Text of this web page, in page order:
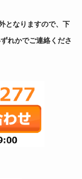
となりますので、下
れかでご連絡くださ